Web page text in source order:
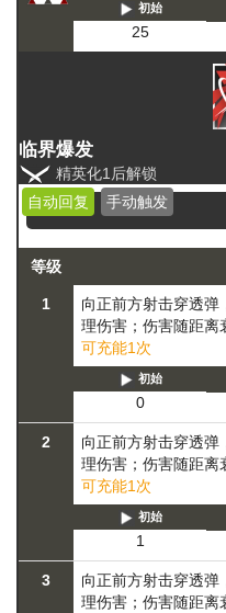
初始
25
临界爆发
精英化1后解锁
自动回复
手动触发
等级
1 向正前方射击穿透弹
理伤害；伤害随距离
可充能1次
初始
0
2 向正前方射击穿透弹
理伤害；伤害随距离
可充能1次
初始
1
3 向正前方射击穿透弹
理伤害；伤害随距离